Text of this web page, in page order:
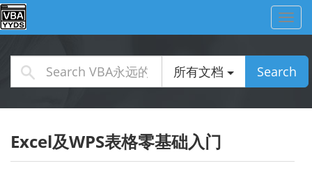
所有文档 Search
Excel及WPS表格零基础入门